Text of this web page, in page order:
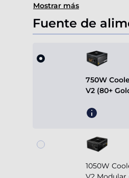
Mostrar más
Fuente de
750W
V2 (80+
1050W